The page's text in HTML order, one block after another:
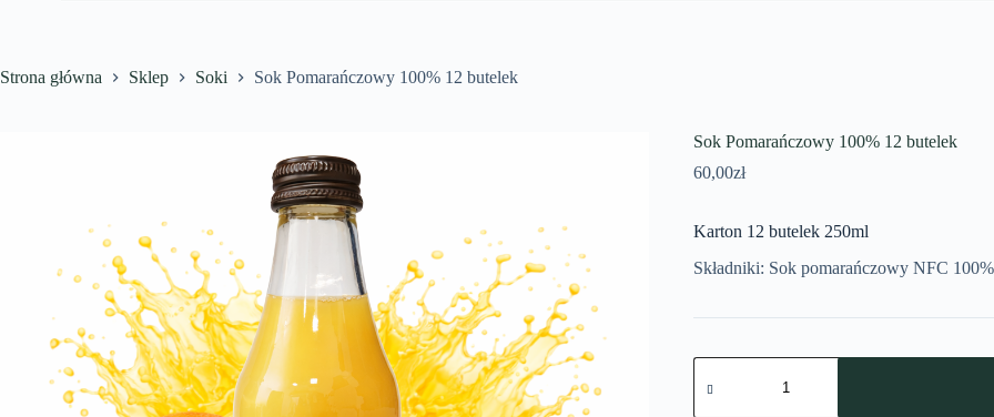
Strona główna Sklep Soki Sok Pomarańczowy 100% 12 butelek
Sok Pomarańczowy 100% 12 butelek
60,00zł
Karton 12 butelek 250ml
Składniki: Sok pomarańczowy NFC 100%